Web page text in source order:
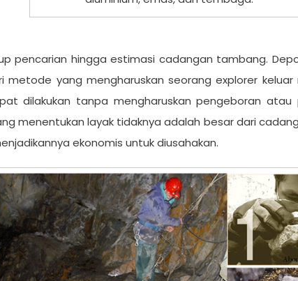
pencarian hingga estimasi cadangan tambang.
yang mengharuskan seorang explorer
dilakukan tanpa mengharuskan pengeboran atau
menentukan layak tidaknya adalah besar dari
ekonomis untuk diusahakan.